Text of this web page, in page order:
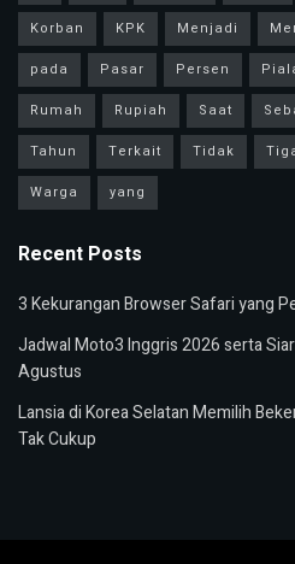
Korban
KPK Menjadi
pada
Pasar Persen
Rumah
Rupiah Saat
Tahun
Terkait Tidak
Warga
yang
Recent Posts
3 Kekurangan Browser Safari yang
Jadwal Moto3 Inggris 2026 serta
Agustus
Lansia di Korea Selatan Memilih
Tak Cukup